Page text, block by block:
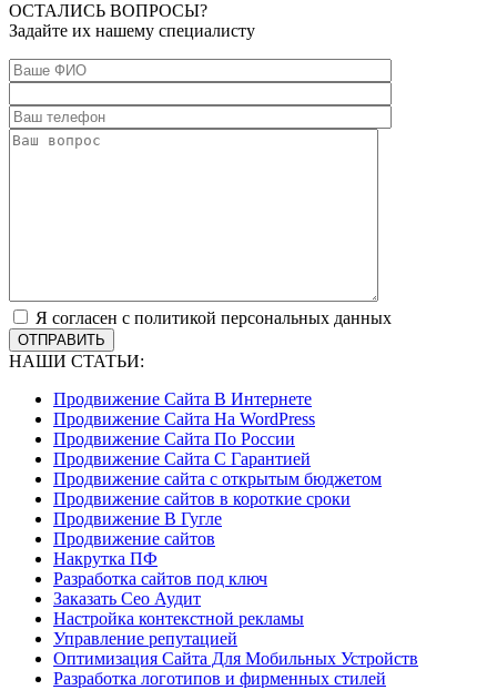
ОСТАЛИСЬ ВОПРОСЫ?
Задайте их нашему специалисту
Я согласен с политикой персональных данных
ОТПРАВИТЬ
НАШИ СТАТЬИ:
Продвижение Сайта В Интернете
Продвижение Сайта На WordPress
Продвижение Сайта По России
Продвижение Сайта С Гарантией
Продвижение сайта с открытым бюджетом
Продвижение сайтов в короткие сроки
Продвижение В Гугле
Продвижение сайтов
Накрутка ПФ
Разработка сайтов под ключ
Заказать Сео Аудит
Настройка контекстной рекламы
Управление репутацией
Оптимизация Сайта Для Мобильных Устройств
Разработка логотипов и фирменных стилей